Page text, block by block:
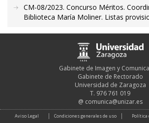
CM-08/2023. Concurso Méritos.
Biblioteca María Moliner. Listas
Gabinete de Imagen y
Gabinete de Rectorado
Universidad de Zaragoza
T. 976 761 019
@ comunica@unizar.es
Aviso Legal Condiciones generales de uso Política